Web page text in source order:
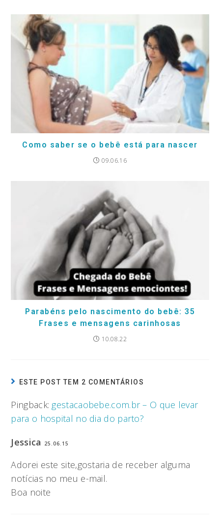
Como saber se o bebê está para nascer
09.06.16
Parabéns pelo nascimento do bebê: 35
Frases e mensagens carinhosas
10.08.22
ESTE POST TEM 2 COMENTÁRIOS
Pingback: gestacaobebe.com.br – O que levar
para o hospital no dia do parto?
Jessica
25.06.15
Adorei este site,gostaria de receber alguma
notícias no meu e-mail.
Boa noite